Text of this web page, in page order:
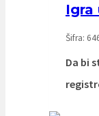
Igra
Šifra:
Da bi